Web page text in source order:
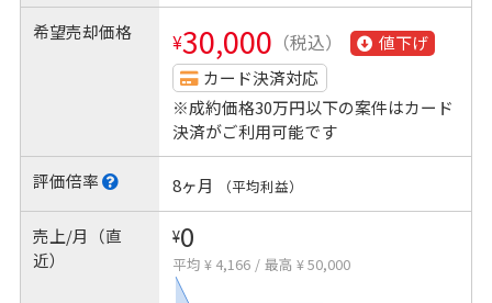
希望売却価格 ¥30,000 （税込）
値下げ
カード決済対応
※成約価格30万円以下の案件はカード
決済がご利用可能です
評価倍率 8ヶ月 （平均利益）
売上/月（直
近）
¥0
平均 ¥ 4,166 / 最高 ¥ 50,000